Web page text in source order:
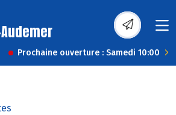
Prochaine ouverture : Samedi 10:00